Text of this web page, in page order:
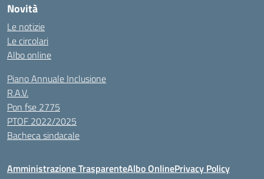
Novità
Le notizie
Le circolari
Albo online
Piano Annuale Inclusione
R.A.V.
Pon fse 2775
PTOF 2022/2025
Bacheca sindacale
Amministrazione TrasparenteAlbo OnlinePrivacy Policy